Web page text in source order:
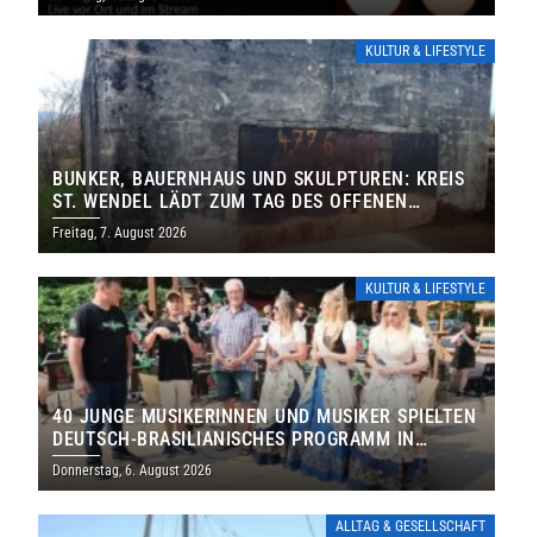
KULTUR & LIFESTYLE
BUNKER, BAUERNHAUS UND SKULPTUREN: KREIS
ST. WENDEL LÄDT ZUM TAG DES OFFENEN
DENKMALS EIN
Freitag, 7. August 2026
KULTUR & LIFESTYLE
40 JUNGE MUSIKERINNEN UND MUSIKER SPIELTEN
DEUTSCH-BRASILIANISCHES PROGRAMM IN
THOLEY
Donnerstag, 6. August 2026
ALLTAG & GESELLSCHAFT